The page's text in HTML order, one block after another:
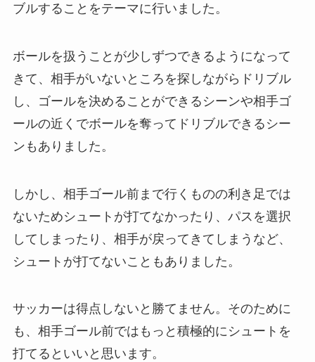
ブルすることをテーマに行いました。
ボールを扱うことが少しずつできるようになって
きて、相手がいないところを探しながらドリブル
し、ゴールを決めることができるシーンや相手ゴ
ールの近くでボールを奪ってドリブルできるシー
ンもありました。
しかし、相手ゴール前まで行くものの利き足では
ないためシュートが打てなかったり、パスを選択
してしまったり、相手が戻ってきてしまうなど、
シュートが打てないこともありました。
サッカーは得点しないと勝てません。そのために
も、相手ゴール前ではもっと積極的にシュートを
打てるといいと思います。